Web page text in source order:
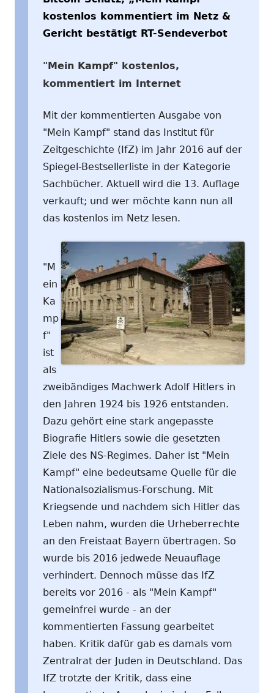
kostenlos kommentiert im Netz &
Gericht bestätigt RT-Sendeverbot
"Mein Kampf" kostenlos,
kommentiert im Internet
Mit der kommentierten Ausgabe von
"Mein Kampf" stand das Institut für
Zeitgeschichte (IfZ) im Jahr 2016 auf der
Spiegel-Bestsellerliste in der Kategorie
Sachbücher. Aktuell wird die 13. Auflage
verkauft; und wer möchte kann nun all
das kostenlos im Netz lesen.
"M
ein
Ka
mp
f"
ist
als
zweibändiges Machwerk Adolf Hitlers in
den Jahren 1924 bis 1926 entstanden.
Dazu gehört eine stark angepasste
Biografie Hitlers sowie die gesetzten
Ziele des NS-Regimes. Daher ist "Mein
Kampf" eine bedeutsame Quelle für die
Nationalsozialismus-Forschung. Mit
Kriegsende und nachdem sich Hitler das
Leben nahm, wurden die Urheberrechte
an den Freistaat Bayern übertragen. So
wurde bis 2016 jedwede Neuauflage
verhindert. Dennoch müsse das IfZ
bereits vor 2016 - als "Mein Kampf"
gemeinfrei wurde - an der
kommentierten Fassung gearbeitet
haben. Kritik dafür gab es damals vom
Zentralrat der Juden in Deutschland. Das
IfZ trotzte der Kritik, dass eine